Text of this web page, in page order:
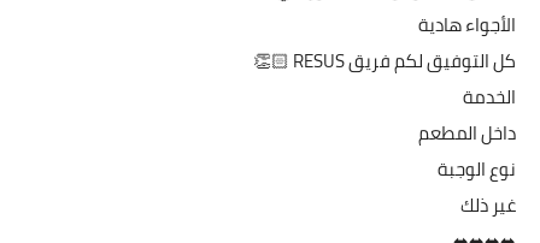
الأجواء هادية
كل التوفيق لكم فريق RESUS 👏🏻
الخدمة
داخل المطعم
نوع الوجبة
غير ذلك